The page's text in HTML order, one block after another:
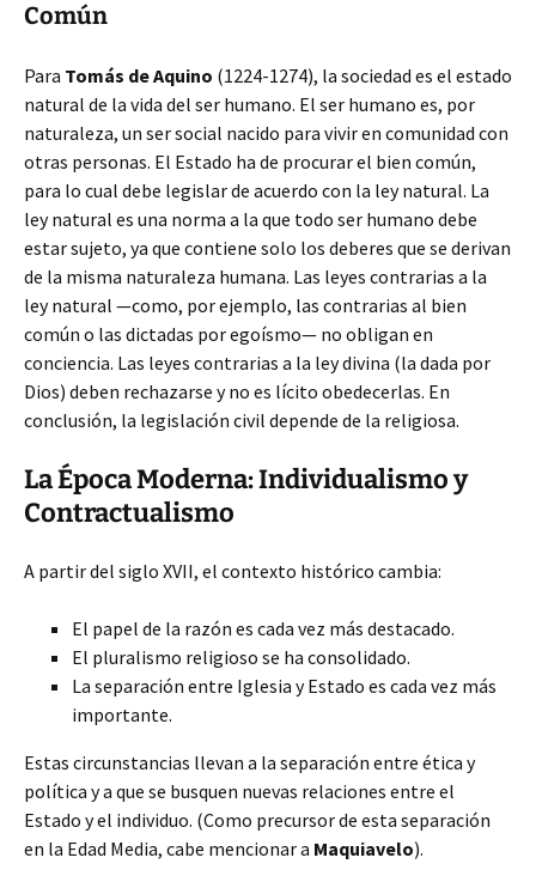
Común
Para Tomás de Aquino (1224-1274), la sociedad es el estado
natural de la vida del ser humano. El ser humano es, por
naturaleza, un ser social nacido para vivir en comunidad con
otras personas. El Estado ha de procurar el bien común,
para lo cual debe legislar de acuerdo con la ley natural. La
ley natural es una norma a la que todo ser humano debe
estar sujeto, ya que contiene solo los deberes que se derivan
de la misma naturaleza humana. Las leyes contrarias a la
ley natural —como, por ejemplo, las contrarias al bien
común o las dictadas por egoísmo— no obligan en
conciencia. Las leyes contrarias a la ley divina (la dada por
Dios) deben rechazarse y no es lícito obedecerlas. En
conclusión, la legislación civil depende de la religiosa.
La Época Moderna: Individualismo y
Contractualismo
A partir del siglo XVII, el contexto histórico cambia:
El papel de la razón es cada vez más destacado.
El pluralismo religioso se ha consolidado.
La separación entre Iglesia y Estado es cada vez más
importante.
Estas circunstancias llevan a la separación entre ética y
política y a que se busquen nuevas relaciones entre el
Estado y el individuo. (Como precursor de esta separación
en la Edad Media, cabe mencionar a Maquiavelo).